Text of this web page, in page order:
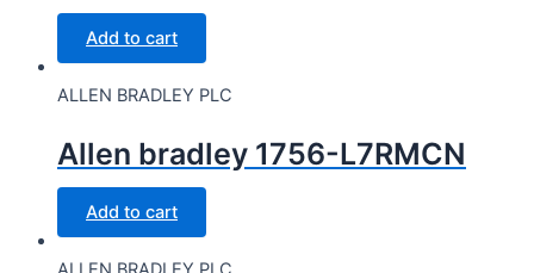
Add to cart
ALLEN BRADLEY PLC
Allen bradley 1756-L7RMCN
Add to cart